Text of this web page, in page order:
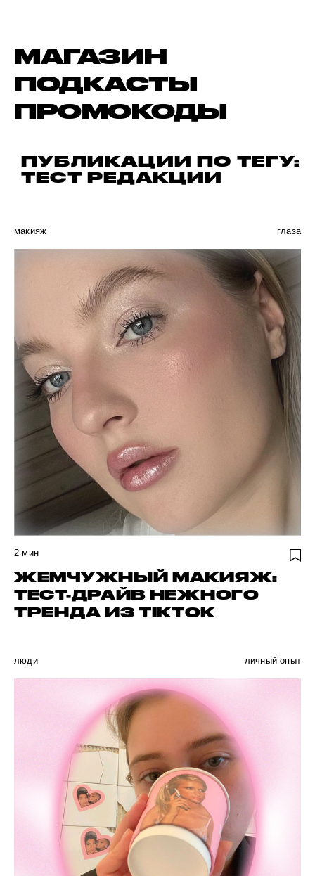
МАГАЗИН
ПОДКАСТЫ
ПРОМОКОДЫ
ПУБЛИКАЦИИ ПО ТЕГУ:
ТЕСТ РЕДАКЦИИ
макияж глаза
2 мин
ЖЕМЧУЖНЫЙ МАКИЯЖ:
ТЕСТ-ДРАЙВ НЕЖНОГО
ТРЕНДА ИЗ TIKTOK
люди личный опыт